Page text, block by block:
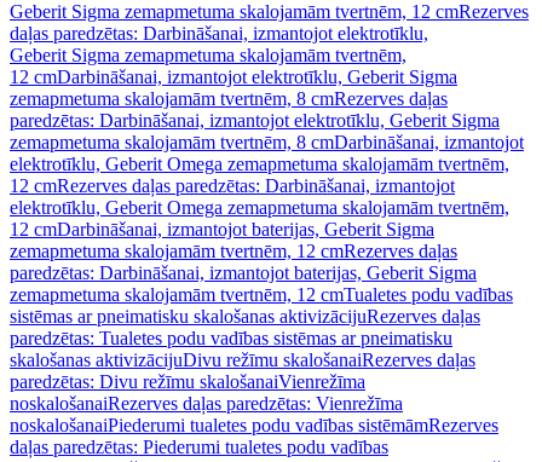
Geberit Sigma zemapmetuma skalojamām tvertnēm, 12 cmRezerves
daļas paredzētas: Darbināšanai, izmantojot elektrotīklu,
Geberit Sigma zemapmetuma skalojamām tvertnēm,
12 cmDarbināšanai, izmantojot elektrotīklu, Geberit Sigma
zemapmetuma skalojamām tvertnēm, 8 cmRezerves daļas
paredzētas: Darbināšanai, izmantojot elektrotīklu, Geberit Sigma
zemapmetuma skalojamām tvertnēm, 8 cmDarbināšanai, izmantojot
elektrotīklu, Geberit Omega zemapmetuma skalojamām tvertnēm,
12 cmRezerves daļas paredzētas: Darbināšanai, izmantojot
elektrotīklu, Geberit Omega zemapmetuma skalojamām tvertnēm,
12 cmDarbināšanai, izmantojot baterijas, Geberit Sigma
zemapmetuma skalojamām tvertnēm, 12 cmRezerves daļas
paredzētas: Darbināšanai, izmantojot baterijas, Geberit Sigma
zemapmetuma skalojamām tvertnēm, 12 cmTualetes podu vadības
sistēmas ar pneimatisku skalošanas aktivizācijuRezerves daļas
paredzētas: Tualetes podu vadības sistēmas ar pneimatisku
skalošanas aktivizācijuDivu režīmu skalošanaiRezerves daļas
paredzētas: Divu režīmu skalošanaiVienrežīma
noskalošanaiRezerves daļas paredzētas: Vienrežīma
noskalošanaiPiederumi tualetes podu vadības sistēmāmRezerves
daļas paredzētas: Piederumi tualetes podu vadības